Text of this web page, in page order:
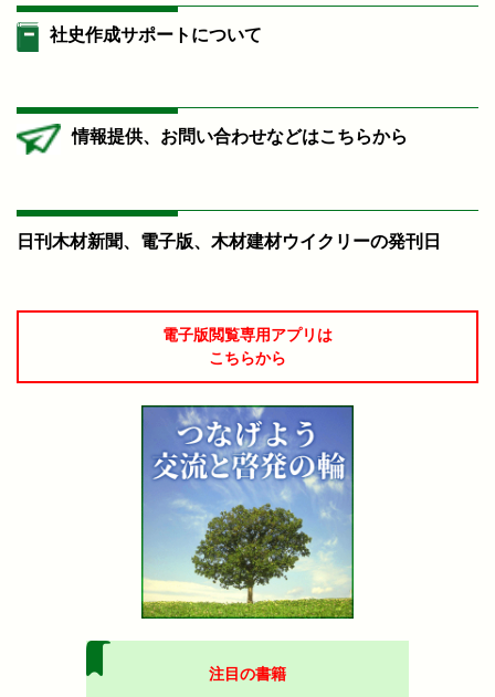
社史作成サポートについて
情報提供、お問い合わせなどはこちらから
日刊木材新聞、電子版、木材建材ウイクリーの発刊日
電子版閲覧専用アプリは
こちらから
注目の書籍